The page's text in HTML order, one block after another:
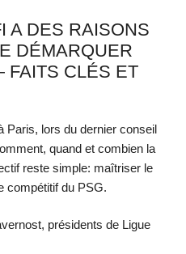
A DES RAISONS
DÉMARQUER
CLÉS ET
Paris, lors du dernier conseil
quand et combien la
reste simple: maîtriser le
compétitif du PSG.
présidents de Ligue